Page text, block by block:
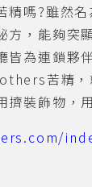
精嗎?雖然
方，能夠突
皆為連鎖夥
苦精，
擠裝飾物